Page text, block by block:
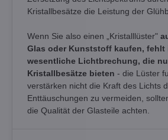
Kristallbesätze die Leistung der
Wenn Sie also einen „Kristalllüster"
Glas oder Kunststoff kaufen, fehlt
wesentliche Lichtbrechung, die
Kristallbesätze bieten - die Lüster
verstärken nicht die Kraft des Lichts
Enttäuschungen zu vermeiden,
die Qualität der Glasteile achten.